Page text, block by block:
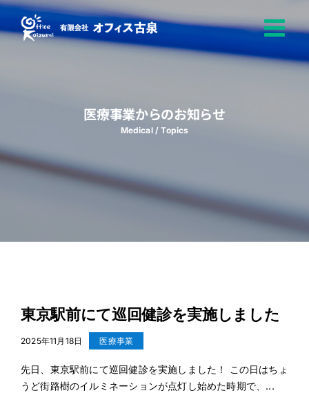
Skip
content
医療事業からのお知らせ
Medical / Topics
東京駅前にて巡回健診を実施しました
2025年11月18日 医療事業
先日、東京駅前にて巡回健診を実施しました！ この日はちょ
うど街路樹のイルミネーションが点灯し始めた時期で、...